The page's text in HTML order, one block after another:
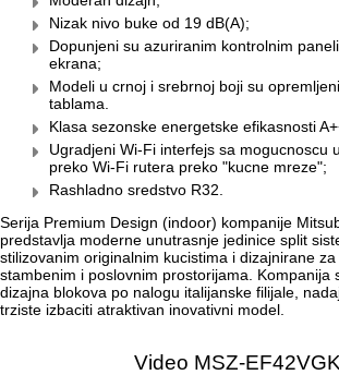
Nizak nivo buke od 19 dB(A);
Dopunjeni su azuriranim kontrolnim
ekrana;
Modeli u crnoj i srebrnoj boji su
tablama.
Klasa sezonske energetske efikasnosti
Ugradjeni Wi-Fi interfejs sa mogucnoscu
preko Wi-Fi rutera preko "kucne mreze";
Rashladno sredstvo R32.
Serija Premium Design (indoor) kompanije
predstavlja moderne unutrasnje jedinice split
stilizovanim originalnim kucistima i dizajnirane
stambenim i poslovnim prostorijama. Kompanija
dizajna blokova po nalogu italijanske filijale,
trziste izbaciti atraktivan inovativni model.
Video MSZ-